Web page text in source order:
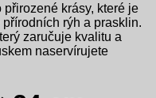
krásy, které je
rýh a prasklin.
zaručuje kvalitu a
naservírujete